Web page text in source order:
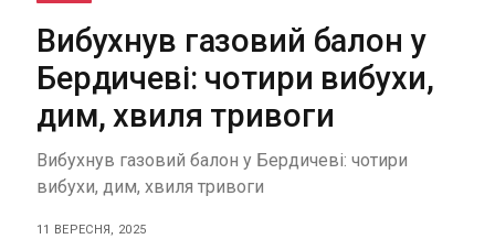
Вибухнув газовий балон у
Бердичеві: чотири вибухи,
дим, хвиля тривоги
Вибухнув газовий балон у Бердичеві: чотири
вибухи, дим, хвиля тривоги
11 ВЕРЕСНЯ, 2025